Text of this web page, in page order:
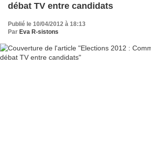
débat TV entre candidats
Publié le 10/04/2012 à 18:13
Par Eva R-sistons